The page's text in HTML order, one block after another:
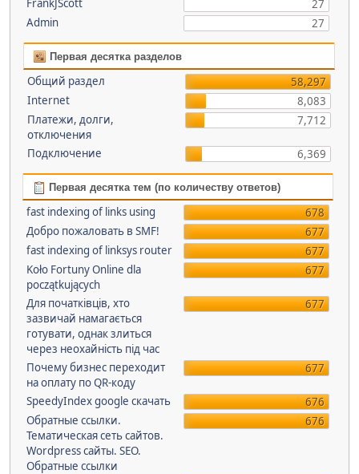
FrankJScott
27
Admin
27
Первая десятка разделов
Общий раздел
58,297
Internet
8,083
Платежи, долги,
отключения
7,712
Подключение 6,369
Первая десятка тем (по количеству ответов)
fast indexing of links using
678
Добро пожаловать в SMF!
677
fast indexing of linksys router
677
Koło Fortuny Online dla
początkujących
677
Для початківців, хто
зазвичай намагається
готувати, однак злиться
через неохайність під час
677
Почему бизнес переходит
на оплату по QR-коду
677
SpeedyIndex google скачать
676
Обратные ссылки.
Тематическая сеть сайтов.
Wordpress сайты. SEO.
Обратные ссылки
676